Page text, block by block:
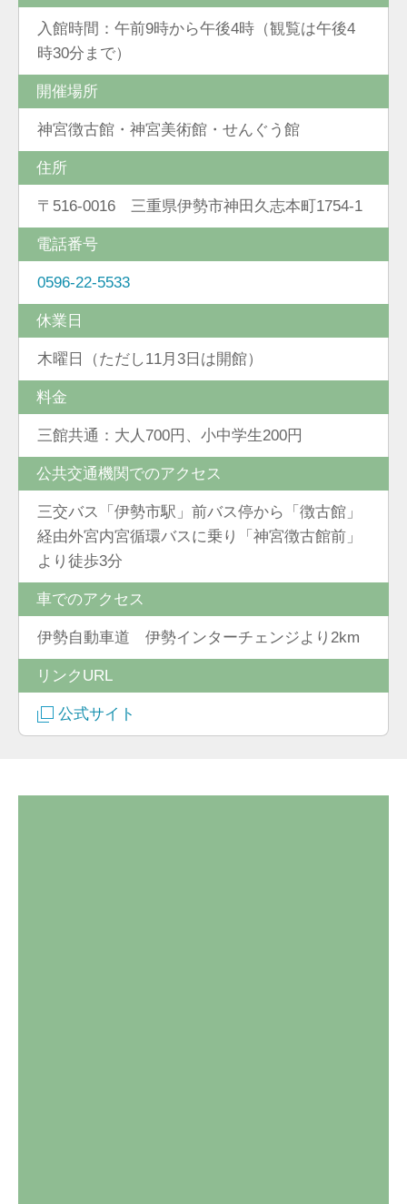
入館時間：午前9時から午後4時（観覧は午後4
時30分まで）
開催場所
神宮徴古館・神宮美術館・せんぐう館
住所
〒516-0016 三重県伊勢市神田久志本町1754-1
電話番号
0596-22-5533
休業日
木曜日（ただし11月3日は開館）
料金
三館共通：大人700円、小中学生200円
公共交通機関でのアクセス
三交バス「伊勢市駅」前バス停から「徴古館」
経由外宮内宮循環バスに乗り「神宮徴古館前」
より徒歩3分
車でのアクセス
伊勢自動車道 伊勢インターチェンジより2km
リンクURL
公式サイト